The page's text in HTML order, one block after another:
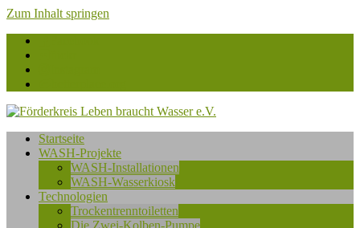
Zum Inhalt springen
Förderkreis
Leben
e.V.
Startseite
WASH-Projekte
WASH-Installationen
WASH-Wasserkiosk
Technologien
Trockentrenntoiletten
Die Zwei-Kolben-Pumpe